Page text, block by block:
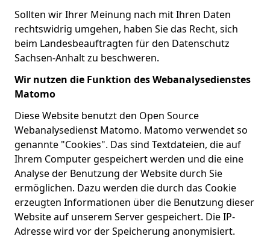
Sollten wir Ihrer Meinung nach mit Ihren Daten
rechtswidrig umgehen, haben Sie das Recht, sich
beim Landesbeauftragten für den Datenschutz
Sachsen-Anhalt zu beschweren.
Wir nutzen die Funktion des Webanalysedienstes
Matomo
Diese Website benutzt den Open Source
Webanalysedienst Matomo. Matomo verwendet so
genannte "Cookies". Das sind Textdateien, die auf
Ihrem Computer gespeichert werden und die eine
Analyse der Benutzung der Website durch Sie
ermöglichen. Dazu werden die durch das Cookie
erzeugten Informationen über die Benutzung dieser
Website auf unserem Server gespeichert. Die IP-
Adresse wird vor der Speicherung anonymisiert.